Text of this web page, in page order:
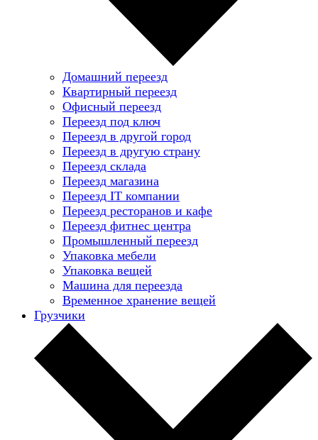
Домашний переезд
Квартирный переезд
Офисный переезд
Переезд под ключ
Переезд в другой город
Переезд в другую страну
Переезд склада
Переезд магазина
Переезд IT компании
Переезд ресторанов и кафе
Переезд фитнес центра
Промышленный переезд
Упаковка мебели
Упаковка вещей
Машина для переезда
Временное хранение вещей
Грузчики